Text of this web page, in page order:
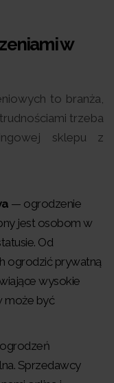
w
to branża,
trzeba
sklepu z
— ogrodzenie
jest osobom w
Od
ogrodzić prywatną
wysokie
może być
Sprzedawcy